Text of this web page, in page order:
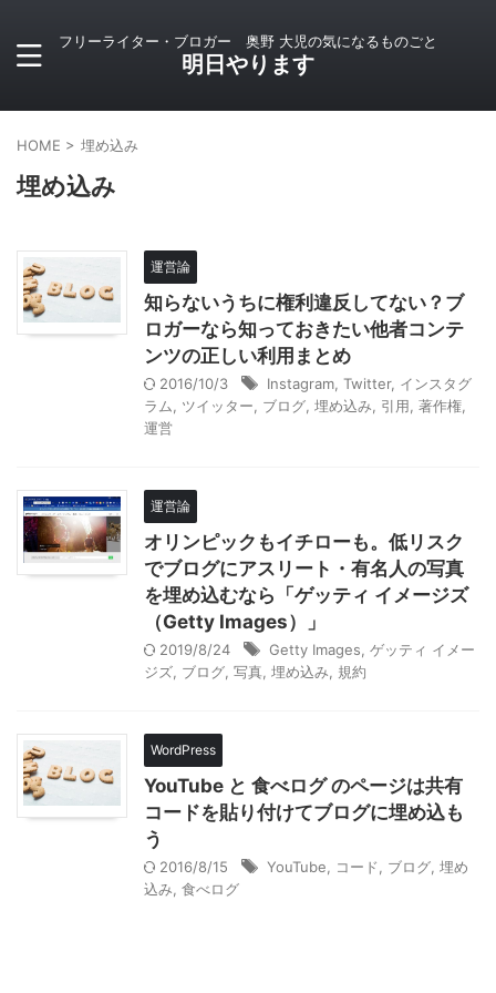
フリーライター・ブロガー 奥野 大児の気になるものごと
明日やります
HOME > 埋め込み
埋め込み
運営論
知らないうちに権利違反してない？ブ
ロガーなら知っておきたい他者コンテ
ンツの正しい利用まとめ
2016/10/3 Instagram Twitter, インスタグ
ラム
ツイッター ブログ 埋め込み 引用 著作権
運営
運営論
オリンピックもイチローも。低リスク
でブログにアスリート・有名人の写真
を埋め込むなら「ゲッティ イメージズ
（Getty Images）」
2019/8/24 Getty Images ゲッティ イメー
ジズ ブログ 写真 埋め込み 規約
WordPress
YouTube と 食べログ のページは共有
コードを貼り付けてブログに埋め込も
う
2016/8/15 YouTube コード ブログ 埋め
込み 食べログ